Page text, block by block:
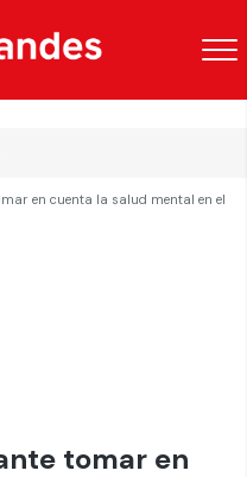
en cuenta la salud mental en el
tomar en